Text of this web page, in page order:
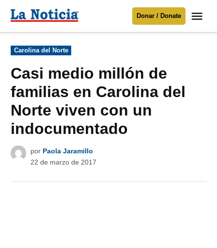
Para mantenerte informado necesitamos
Donar
contenido
Noticia
Donar / Donate
Publicado
en
Carolina del Norte
Casi medio millón de
familias en Carolina del
Norte viven con un
indocumentado
por Paola Jaramillo
22 de marzo de 2017